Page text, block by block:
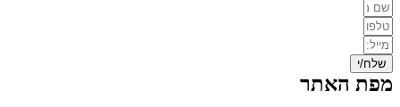
שלח/י
מפת האתר